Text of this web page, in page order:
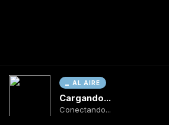
AL AIRE
Cargando...
Conectando...